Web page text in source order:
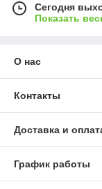
Сегодня
Показать
О нас
Контакты
Доставка и
График работы